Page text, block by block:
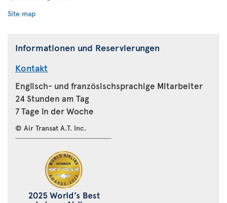
Site map
Informationen und Reservierungen
Kontakt
Englisch- und französischsprachige Mitarbeiter
24 Stunden am Tag
7 Tage in der Woche
© Air Transat A.T. Inc.